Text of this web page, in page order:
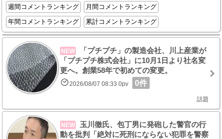
週間コメントランキング
月間コメントランキング
年間コメントランキング
累計コメントランキング
NEW
「プチプチ」の製造会社、川上産業が
「プチプチ株式会社」に10月1日より社名変
更へ。創業58年で初めての変更。
2026/08/07 08:33 0pv 0件
話題
NEW
玉川徹氏、包丁男に発砲した警官の行
動を批判「絶対に死刑にならない犯罪を警察